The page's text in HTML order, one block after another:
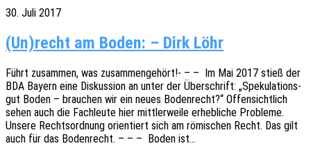
30. Juli 2017
(Un)recht am Boden: – Dirk Löhr
Führt zusam­men, was zusam­men­ge­hört!- – – Im Mai 2017 stieß der
BDA Bayern eine Diskus­si­on an unter der Über­schrift: „Speku­la­ti­ons­
gut Boden – brau­chen wir ein neues Boden­recht?“ Offen­sicht­lich
sehen auch die Fach­leu­te hier mitt­ler­wei­le erheb­li­che Proble­me.
Unsere Rechts­ord­nung orien­tiert sich am römi­schen Recht. Das gilt
auch für das Boden­recht. – – – Boden ist…